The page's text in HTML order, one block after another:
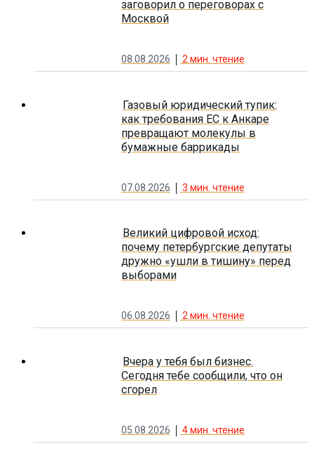
заговорил о переговорах с
Москвой
08.08.2026 2мин. чтение
Газовый юридический тупик:
как требования ЕС к Анкаре
превращают молекулы в
бумажные баррикады
07.08.2026 3 мин. чтение
Великий цифровой исход:
почему петербургские депутаты
дружно «ушли в тишину» перед
выборами
06.08.2026 2мин. чтение
Вчера у тебя был бизнес.
Сегодня тебе сообщили, что он
сгорел
05.08.2026 4мин. чтение